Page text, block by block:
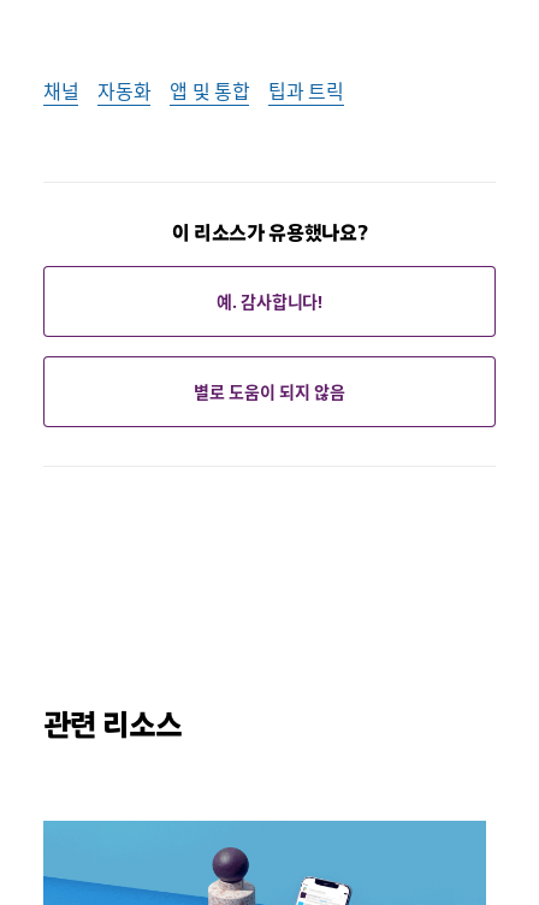
채널 자동화 앱 및 통합 팁과 트릭
이 리소스가 유용했나요?
예. 감사합니다!
별로 도움이 되지 않음
관련 리소스